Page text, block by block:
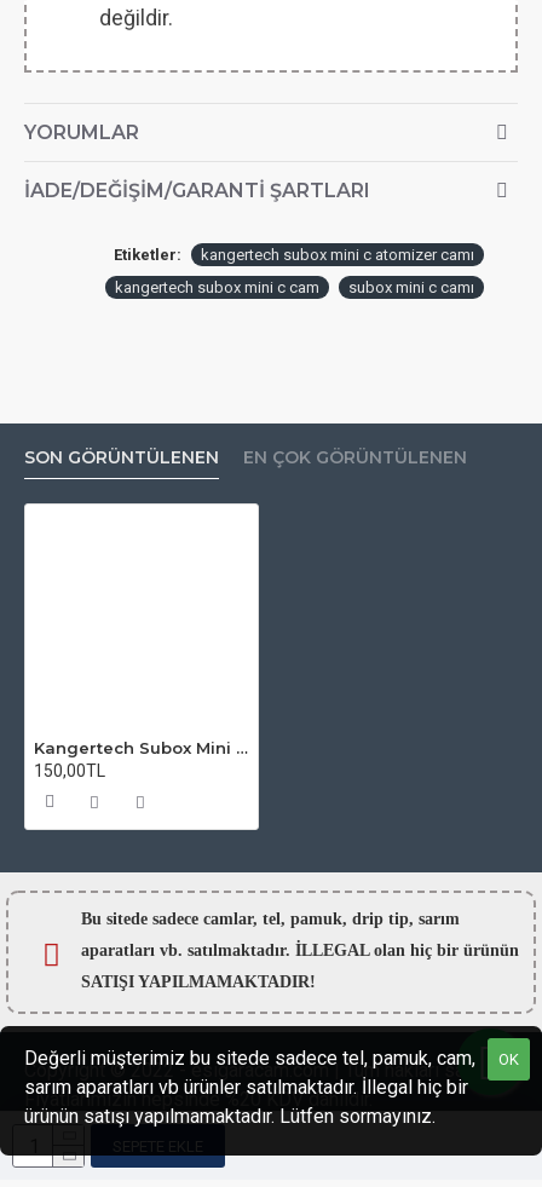
değildir.
YORUMLAR
İADE/DEĞIŞIM/GARANTI ŞARTLARI
Etiketler:
kangertech subox mini c atomizer camı
kangertech subox mini c cam
subox mini c camı
SON GÖRÜNTÜLENEN EN ÇOK GÖRÜNTÜLENEN
Kangertech Subox Mini C Atomizer Camı
150,00TL
Bu sitede sadece camlar, tel, pamuk, drip tip, sarım
aparatları vb. satılmaktadır. İLLEGAL olan hiç bir ürünün
SATIŞI YAPILMAMAKTADIR!
Copyright © 2022 - esigaracam.com | Tüm hakları saklıdır.
Fiyatlarımızın hepsinde %20 KDV dahildir.
OK
Değerli müşterimiz bu sitede sadece tel, pamuk, cam,
sarım aparatları vb ürünler satılmaktadır. İllegal hiç bir
ürünün satışı yapılmamaktadır. Lütfen sormayınız.